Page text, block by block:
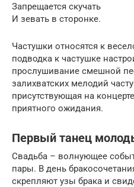
Запрещается скучать
И зевать в сторонке.
Частушки относятся к
подводка к частушке
прослушивание смешной
залихватских мелодий
присутствующая на
приятного ожидания.
Первый танец
Свадьба – волнующее
пары. В день
скрепляют узы брака и